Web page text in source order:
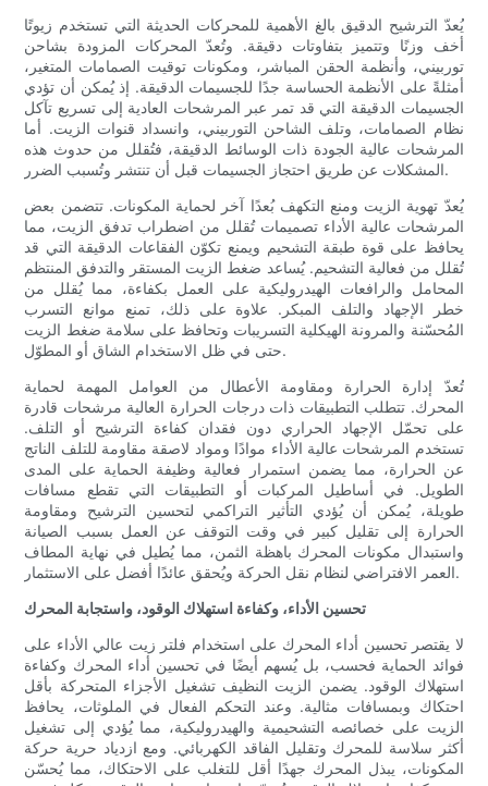
يُعدّ الترشيح الدقيق بالغ الأهمية للمحركات الحديثة التي تستخدم زيوتًا
أخف وزنًا وتتميز بتفاوتات دقيقة. وتُعدّ المحركات المزودة بشاحن
توربيني، وأنظمة الحقن المباشر، ومكونات توقيت الصمامات المتغير،
أمثلةً على الأنظمة الحساسة جدًا للجسيمات الدقيقة. إذ يُمكن أن تؤدي
الجسيمات الدقيقة التي قد تمر عبر المرشحات العادية إلى تسريع تآكل
نظام الصمامات، وتلف الشاحن التوربيني، وانسداد قنوات الزيت. أما
المرشحات عالية الجودة ذات الوسائط الدقيقة، فتُقلل من حدوث هذه
المشكلات عن طريق احتجاز الجسيمات قبل أن تنتشر وتُسبب الضرر.
يُعدّ تهوية الزيت ومنع التكهف بُعدًا آخر لحماية المكونات. تتضمن بعض
المرشحات عالية الأداء تصميمات تُقلل من اضطراب تدفق الزيت، مما
يحافظ على قوة طبقة التشحيم ويمنع تكوّن الفقاعات الدقيقة التي قد
تُقلل من فعالية التشحيم. يُساعد ضغط الزيت المستقر والتدفق المنتظم
المحامل والرافعات الهيدروليكية على العمل بكفاءة، مما يُقلل من
خطر الإجهاد والتلف المبكر. علاوة على ذلك، تمنع موانع التسرب
المُحسّنة والمرونة الهيكلية التسريبات وتحافظ على سلامة ضغط الزيت
حتى في ظل الاستخدام الشاق أو المطوّل.
تُعدّ إدارة الحرارة ومقاومة الأعطال من العوامل المهمة لحماية
المحرك. تتطلب التطبيقات ذات درجات الحرارة العالية مرشحات قادرة
على تحمّل الإجهاد الحراري دون فقدان كفاءة الترشيح أو التلف.
تستخدم المرشحات عالية الأداء موادًا ومواد لاصقة مقاومة للتلف الناتج
عن الحرارة، مما يضمن استمرار فعالية وظيفة الحماية على المدى
الطويل. في أساطيل المركبات أو التطبيقات التي تقطع مسافات
طويلة، يُمكن أن يُؤدي التأثير التراكمي لتحسين الترشيح ومقاومة
الحرارة إلى تقليل كبير في وقت التوقف عن العمل بسبب الصيانة
واستبدال مكونات المحرك باهظة الثمن، مما يُطيل في نهاية المطاف
العمر الافتراضي لنظام نقل الحركة ويُحقق عائدًا أفضل على الاستثمار.
تحسين الأداء، وكفاءة استهلاك الوقود، واستجابة المحرك
لا يقتصر تحسين أداء المحرك على استخدام فلتر زيت عالي الأداء على
فوائد الحماية فحسب، بل يُسهم أيضًا في تحسين أداء المحرك وكفاءة
استهلاك الوقود. يضمن الزيت النظيف تشغيل الأجزاء المتحركة بأقل
احتكاك وبمسافات مثالية. وعند التحكم الفعال في الملوثات، يحافظ
الزيت على خصائصه التشحيمية والهيدروليكية، مما يُؤدي إلى تشغيل
أكثر سلاسة للمحرك وتقليل الفاقد الكهربائي. ومع ازدياد حرية حركة
المكونات، يبذل المحرك جهدًا أقل للتغلب على الاحتكاك، مما يُحسّن